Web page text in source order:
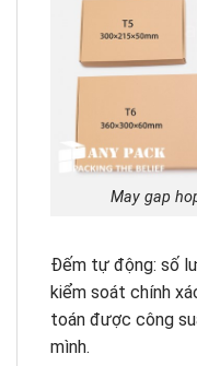
May gap
Đếm tự động: số
kiểm soát chính
toán được công
mình.